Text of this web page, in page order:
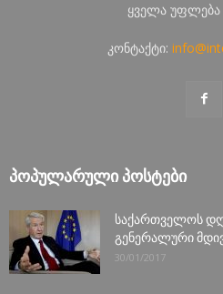
ყველა
კონტაქტი:
ᲞᲝᲞᲣᲚᲐᲠᲣᲚᲘ ᲞᲝᲡᲢᲔᲑᲘ
საქართველოს
გენერალური
30/01/2017